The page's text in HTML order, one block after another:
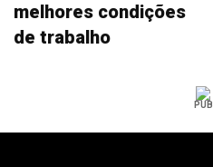
melhores condições
de trabalho
PUB